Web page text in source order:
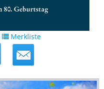
Merkliste